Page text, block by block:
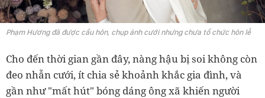
Phạm Hương đã được cầu hôn, chụp ảnh cưới nhưng chưa tổ chức hôn lễ
Cho đến thời gian gần đây, nàng hậu bị soi không còn
đeo nhẫn cưới, ít chia sẻ khoảnh khắc gia đình, và
gần như "mất hút" bóng dáng ông xã khiến người